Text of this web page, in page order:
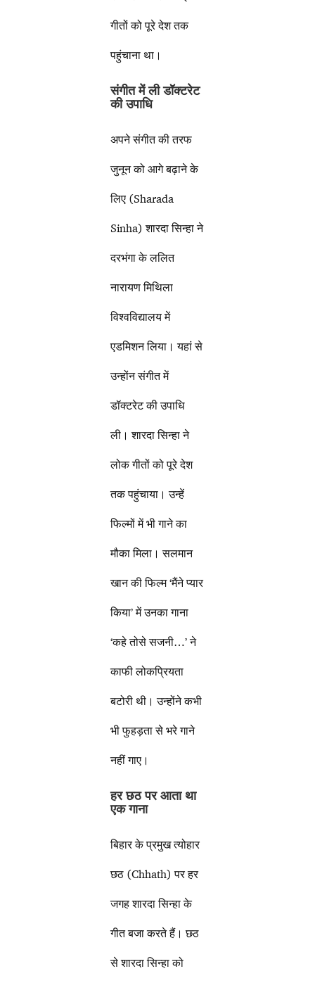
गीतों को पूरे देश तक
पहुंचाना था।
संगीत में ली डॉक्टरेट
की उपाधि
अपने संगीत की तरफ
जुनून को आगे बढ़ाने के
लिए (Sharada
Sinha) शारदा सिन्हा ने
दरभंगा के ललित
नारायण मिथिला
विश्वविद्यालय में
एडमिशन लिया। यहां से
उन्होंन संगीत में
डॉक्टरेट की उपाधि
ली। शारदा सिन्हा ने
लोक गीतों को पूरे देश
तक पहुंचाया। उन्हें
फिल्मों में भी गाने का
मौका मिला। सलमान
खान की फिल्म ‘मैंने प्यार
किया’ में उनका गाना
‘कहे तोसे सजनी…’ ने
काफी लोकप्रियता
बटोरी थी। उन्होंने कभी
भी फुहड़ता से भरे गाने
नहीं गाए।
हर छठ पर आता था
एक गाना
बिहार के प्रमुख त्योहार
छठ (Chhath) पर हर
जगह शारदा सिन्हा के
गीत बजा करते हैं। छठ
से शारदा सिन्हा को